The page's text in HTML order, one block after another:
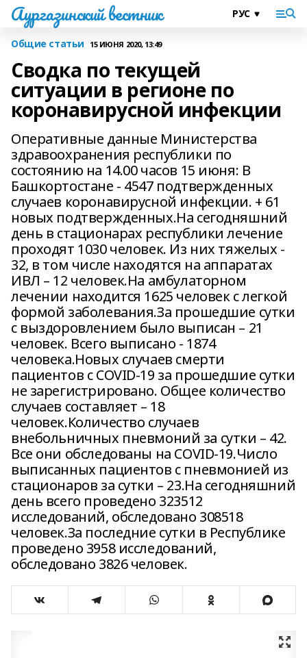
Аургазинский вестник
Общие статьи 15 ИЮНЯ 2020, 13:49
Сводка по текущей
ситуации в регионе по
коронавирусной инфекции
Оперативные данные Министерства
здравоохранения республики по
состоянию на 14.00 часов 15 июня: В
Башкортостане - 4547 подтвержденных
случаев коронавирусной инфекции. + 61
новых подтвержденных.На сегодняшний
день в стационарах республики лечение
проходят 1030 человек. Из них тяжелых -
32, в том числе находятся на аппаратах
ИВЛ – 12 человек.На амбулаторном
лечении находится 1625 человек с легкой
формой заболевания.За прошедшие сутки
с выздоровлением было выписан – 21
человек. Всего выписано - 1874
человека.Новых случаев смерти
пациентов с COVID-19 за прошедшие сутки
не зарегистрировано. Общее количество
случаев составляет – 18
человек.Количество случаев
внебольничных пневмоний за сутки – 42.
Все они обследованы на COVID-19.Число
выписанных пациентов с пневмонией из
стационаров за сутки – 23.На сегодняшний
день всего проведено 323512
исследований, обследовано 308518
человек.За последние сутки в Республике
проведено 3958 исследований,
обследовано 3826 человек.